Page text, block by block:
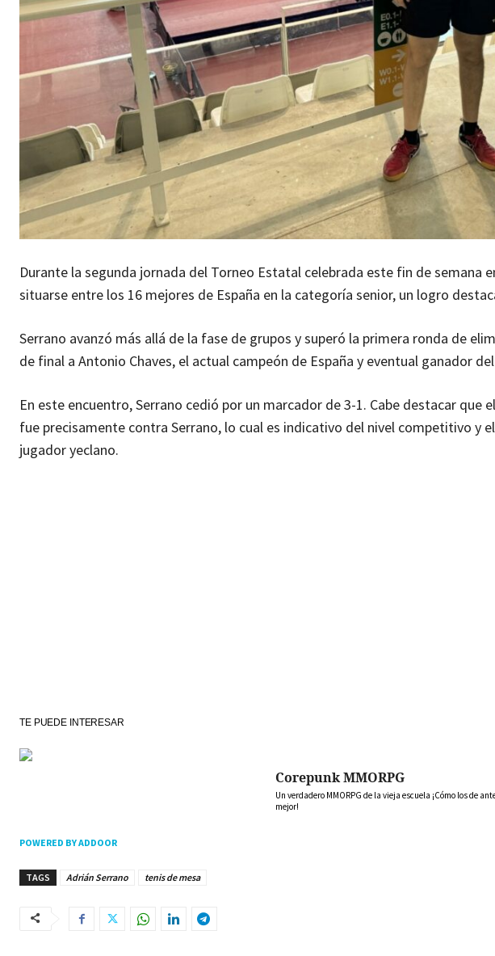
Durante la segunda jornada del Torneo Estatal celebrada este fin de semana
situarse entre los 16 mejores de España en la categoría senior, un logro
Serrano avanzó más allá de la fase de grupos y superó la primera ronda de
de final a Antonio Chaves, el actual campeón de España y eventual ganador
En este encuentro, Serrano cedió por un marcador de 3-1. Cabe destacar que
fue precisamente contra Serrano, lo cual es indicativo del nivel competitivo y
jugador yeclano.
TE PUEDE INTERESAR
Corepunk MMORPG
Un verdadero MMORPG de la vieja escuela ¡Cómo los de
mejor!
POWERED BY ADDOOR
TAGS Adrián Serrano tenis de mesa